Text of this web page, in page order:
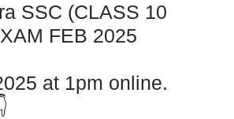
SSC (CLASS 10
FEB 2025
at 1pm online.